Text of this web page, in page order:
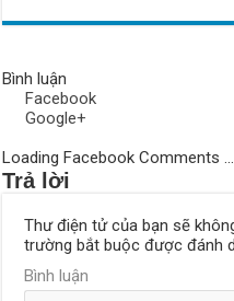
Bình luận
Facebook
Google+
Loading Facebook Comments ...
Trả lời
Thư điện tử của bạn sẽ
trường bắt buộc được đánh
Bình luận